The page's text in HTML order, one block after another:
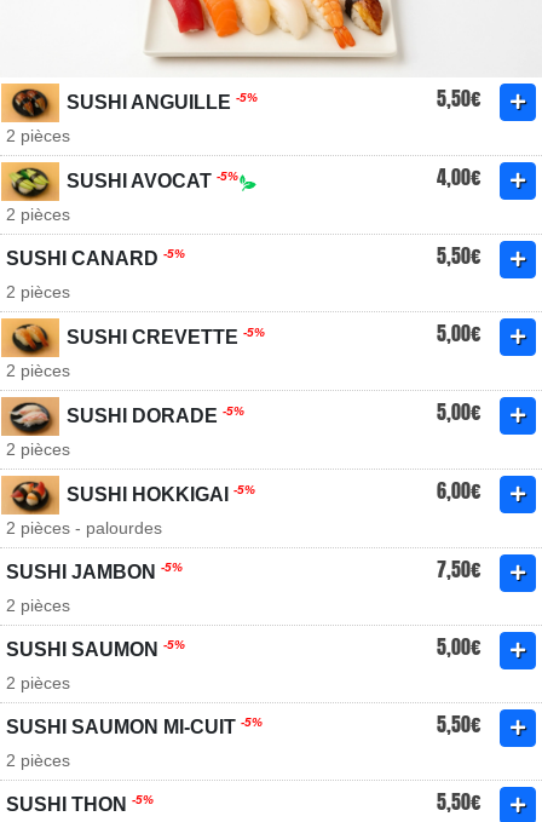
SUSHI ANGUILLE -5% 5,50€
2 pièces
SUSHI AVOCAT -5% 4,00€
2 pièces
SUSHI CANARD -5% 5,50€
2 pièces
SUSHI CREVETTE -5% 5,00€
2 pièces
SUSHI DORADE -5% 5,00€
2 pièces
SUSHI HOKKIGAI -5% 6,00€
2 pièces - palourdes
SUSHI JAMBON -5% 7,50€
2 pièces
SUSHI SAUMON -5% 5,00€
2 pièces
SUSHI SAUMON MI-CUIT -5% 5,50€
2 pièces
SUSHI THON -5% 5,50€